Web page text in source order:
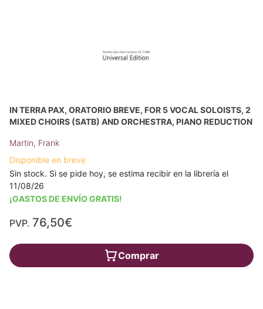
IN TERRA PAX, ORATORIO BREVE, FOR 5 VOCAL SOLOISTS, 2
MIXED CHOIRS (SATB) AND ORCHESTRA, PIANO REDUCTION
Martin, Frank
Disponible en breve
Sin stock. Si se pide hoy, se estima recibir en la librería el
11/08/26
¡GASTOS DE ENVÍO GRATIS!
PVP. 76,50€
Comprar